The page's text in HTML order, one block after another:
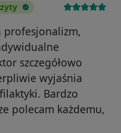
profesjonalizm,
szczegółowo
wyjaśnia
Bardzo
polecam każdemu,